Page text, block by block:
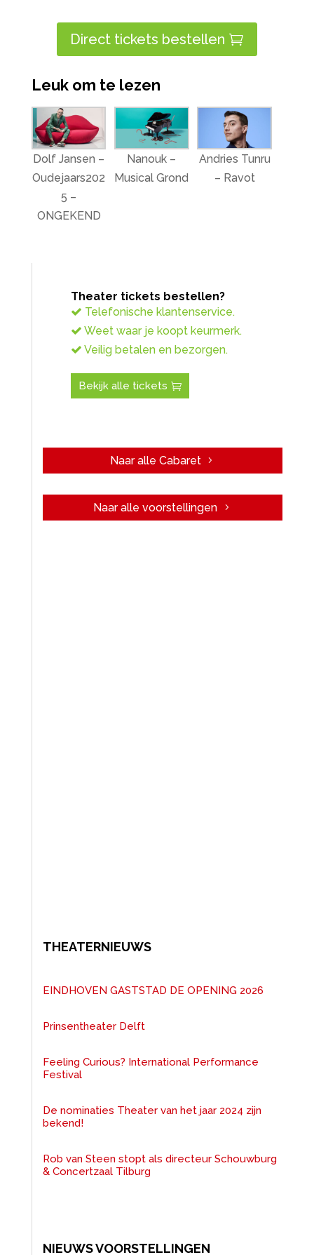
Direct tickets bestellen
Leuk om te lezen
Dolf Jansen –
Oudejaars202
5 –
ONGEKEND
Nanouk –
Musical Grond
Andries Tunru
– Ravot
Theater tickets bestellen?
Telefonische klantenservice.
Weet waar je koopt keurmerk.
Veilig betalen en bezorgen.
Bekijk alle tickets
Naar alle Cabaret
Naar alle voorstellingen
THEATERNIEUWS
EINDHOVEN GASTSTAD DE OPENING 2026
Prinsentheater Delft
Feeling Curious? International Performance
Festival
De nominaties Theater van het jaar 2024 zijn
bekend!
Rob van Steen stopt als directeur Schouwburg
& Concertzaal Tilburg
NIEUWS VOORSTELLINGEN